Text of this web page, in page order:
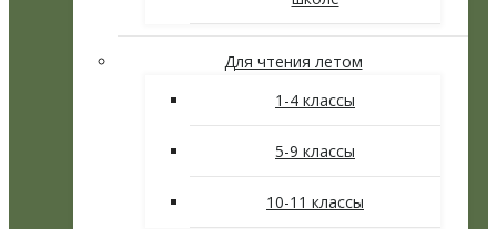
Для чтения летом
1-4 классы
5-9 классы
10-11 классы